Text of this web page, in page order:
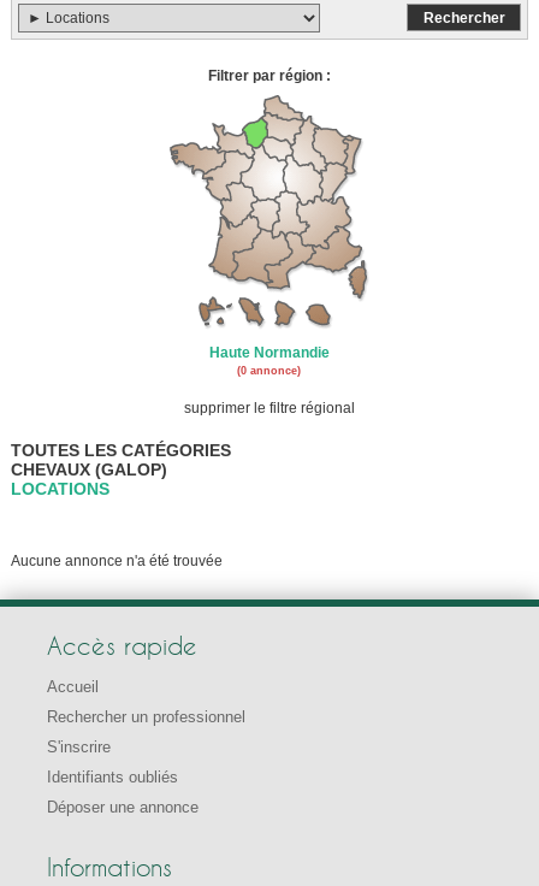
Filtrer par région :
Haute Normandie
(0 annonce)
supprimer le filtre régional
TOUTES LES CATÉGORIES
CHEVAUX (GALOP)
LOCATIONS
Aucune annonce n'a été trouvée
Accès rapide
Accueil
Rechercher un professionnel
S'inscrire
Identifiants oubliés
Déposer une annonce
Informations